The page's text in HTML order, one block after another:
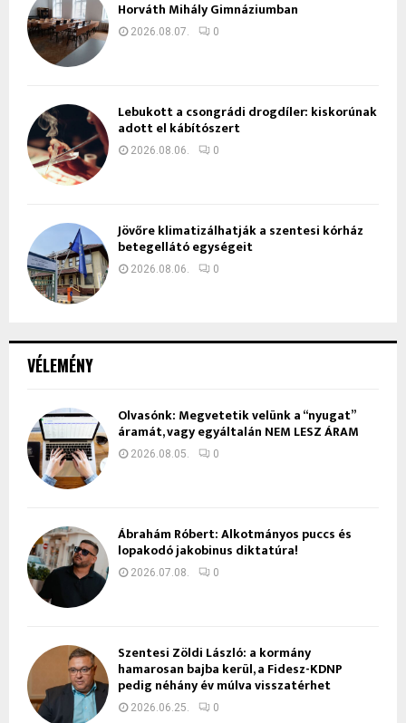
VÉLEMÉNY
Olvasónk: Megvetetik velünk a “nyugat”
áramát, vagy egyáltalán NEM LESZ ÁRAM
2026.08.05. 0
Ábrahám Róbert: Alkotmányos puccs és
lopakodó jakobinus diktatúra!
2026.07.08. 0
Szentesi Zöldi László: a kormány
hamarosan bajba kerül, a Fidesz-KDNP
pedig néhány év múlva visszatérhet
2026.06.25. 0
Horváth Mihály Gimnáziumban
2026.08.07. 0
Lebukott a csongrádi drogdíler: kiskorúnak
adott el kábítószert
2026.08.06. 0
Jövőre klimatizálhatják a szentesi kórház
betegellátó egységeit
2026.08.06. 0